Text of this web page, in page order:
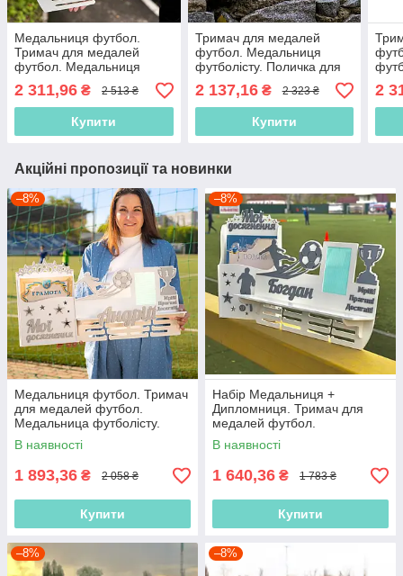
Медальниця футбол.
Тримач для медалей
футбол. Медальниця
футболісту. Поличка для
футболіста. Дипломниця
2 311,96 ₴ 2 513 ₴
Купити
Тримач для медалей
футбол. Медальниця
футболісту. Поличка для
футболіста. Медальниця з
футболу
2 137,16₴ 2 323 ₴
Купити
на
2
Акційні пропозиції та новинки
–8%
Медальниця футбол. Тримач
для медалей футбол.
Медальница футболісту.
Полиця для нагород
футболіста
В наявності
1 893,36 ₴ 2 058 ₴
Купити
–8%
Набір Медальниця +
Дипломниця. Тримач для
медалей футбол.
Медальница футболісту.
Холдер футбол
В наявності
1 640,36 ₴ 1 783 ₴
Купити
–8% –8%